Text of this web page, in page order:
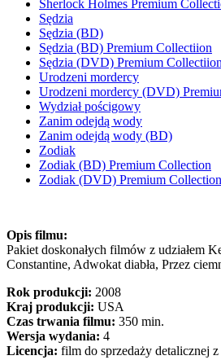
Sherlock Holmes Premium
Sędzia
Sędzia (BD)
Sędzia (BD) Premium Collectiion
Sędzia (DVD) Premium Collectiion
Urodzeni mordercy
Urodzeni mordercy (DVD)
Wydział pościgowy
Zanim odejdą wody
Zanim odejdą wody (BD)
Zodiak
Zodiak (BD) Premium Collection
Zodiak (DVD) Premium Collection
Opis filmu:
Pakiet doskonałych filmów z udziałem
Constantine, Adwokat diabła, Przez
Rok produkcji: 2008
Kraj produkcji: USA
Czas trwania filmu: 350 min.
Wersja wydania: 4
Licencja: film do sprzedaży detalicznej